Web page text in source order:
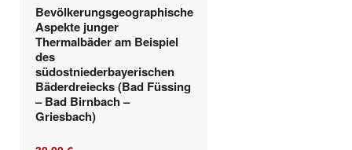
Bevölkerungsgeographische
Aspekte junger
Thermalbäder am Beispiel
des
südostniederbayerischen
Bäderdreiecks (Bad Füssing
– Bad Birnbach –
Griesbach)